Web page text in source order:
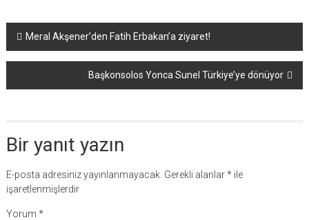
Yazı
dolaşımı
Meral Akşener’den Fatih Erbakan’a ziyaret!
Başkonsolos Yonca Sunel Türkiye’ye dönüyor
Bir yanıt yazın
E-posta adresiniz yayınlanmayacak. Gerekli alanlar*ile
işaretlenmişlerdir
Yorum *